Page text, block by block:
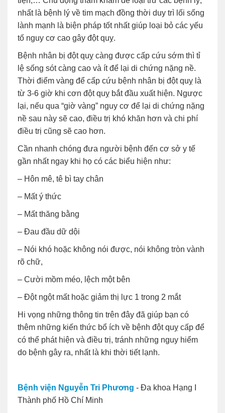
nhất là bệnh lý về tim mạch đồng thời duy trì lối sống
lành mạnh là biện pháp tốt nhất giúp loại bỏ các yếu
tố nguy cơ cao gây đột quỵ.
Bệnh nhân bị đột quỵ càng được cấp cứu sớm thì tỉ
lệ sống sót càng cao và ít để lại di chứng nặng nề.
Thời điểm vàng để cấp cứu bệnh nhân bị đột quỵ là
từ 3-6 giờ khi cơn đột quỵ bắt đầu xuất hiện. Ngược
lại, nếu qua “giờ vàng” nguy cơ để lại di chứng nặng
nề sau này sẽ cao, điều trị khó khăn hơn và chi phí
điều trị cũng sẽ cao hơn.
Cần nhanh chóng đưa người bệnh đến cơ sở y tế
gần nhất ngay khi họ có các biểu hiện như:
– Hôn mê, tê bì tay chân
– Mất ý thức
– Mất thăng bằng
– Đau đầu dữ dội
– Nói khó hoặc không nói được, nói không tròn vành
rõ chữ,
– Cười mồm méo, lệch một bên
– Đột ngột mất hoặc giảm thị lực 1 trong 2 mắt
Hi vọng những thông tin trên đây đã giúp bạn có
thêm những kiến thức bổ ích về bệnh đột quỵ cấp để
có thể phát hiện và điều trị, tránh những nguy hiểm
do bệnh gây ra, nhất là khi thời tiết lạnh.
Bệnh viện Nguyễn Tri Phương - Đa khoa Hạng I
Thành phố Hồ Chí Minh